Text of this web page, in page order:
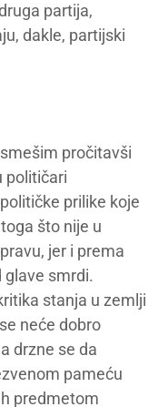
partija,
dakle, partijski
pročitavši
političari
prilike koje
što nije u
jer i prema
glave smrdi.
stanja u zemlji
neće dobro
drzne se da
pameću
predmetom